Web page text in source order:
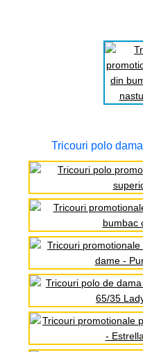
Tricouri polo dama